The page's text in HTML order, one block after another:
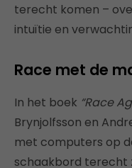
terecht komen –
intuïtie en
Race met de
In het boek “Race
Brynjolfsson en
met computers op
schaakbord terecht